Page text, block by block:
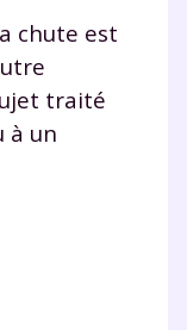
chute est
traité
à un
e-mail. En
par SEJER, sous
vous donner
24h. Pour en
et